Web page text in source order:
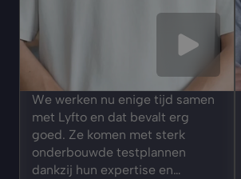
We werken nu enige tijd samen
met Lyfto en dat bevalt erg
goed. Ze komen met sterk
onderbouwde testplannen
dankzij hun expertise en…